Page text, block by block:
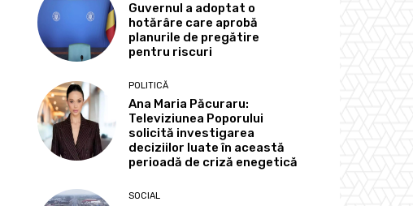
Guvernul a adoptat o
hotărâre care aprobă
planurile de pregătire
pentru riscuri
POLITICĂ
Ana Maria Păcuraru:
Televiziunea Poporului
solicită investigarea
deciziilor luate în această
perioadă de criză enegetică
SOCIAL